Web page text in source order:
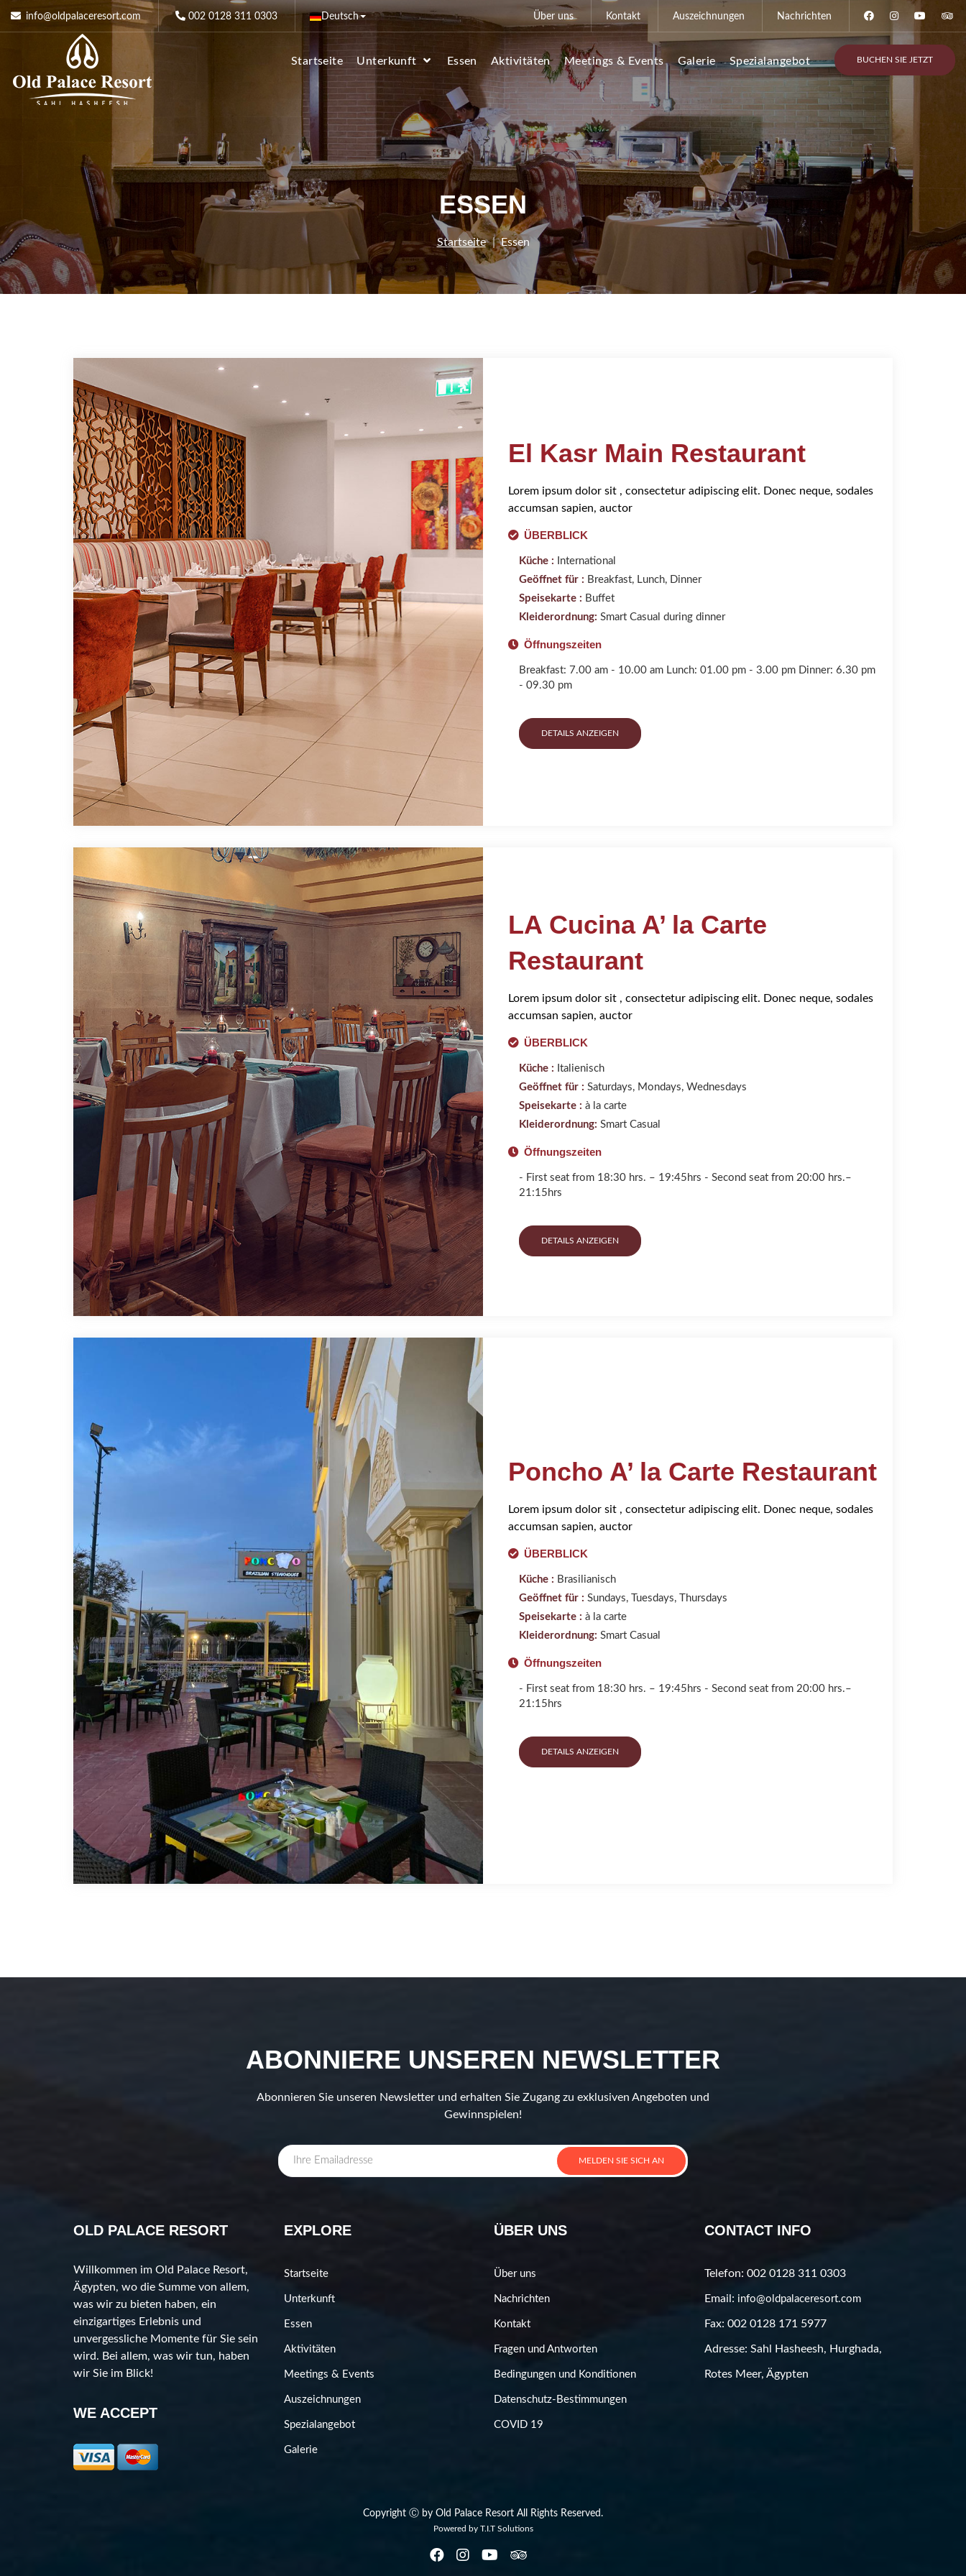
info@oldpalaceresort.com 002 0128 311 0303 Deutsch Über uns Kontakt Auszeichnungen Nachrichten
Startseite Unterkunft Essen Aktivitäten Meetings & Events Galerie Spezialangebot BUCHEN SIE JETZT
ESSEN
Startseite Essen
El Kasr Main Restaurant
Lorem ipsum dolor sit , consectetur adipiscing elit. Donec neque, sodales
accumsan sapien, auctor
ÜBERBLICK
Küche : International
Geöffnet für : Breakfast, Lunch, Dinner
Speisekarte : Buffet
Kleiderordnung: Smart Casual during dinner
Öffnungszeiten
Breakfast: 7.00 am - 10.00 am Lunch: 01.00 pm - 3.00 pm Dinner: 6.30 pm
- 09.30 pm
DETAILS ANZEIGEN
LA Cucina A’ la Carte
Restaurant
Lorem ipsum dolor sit , consectetur adipiscing elit. Donec neque, sodales
accumsan sapien, auctor
ÜBERBLICK
Küche : Italienisch
Geöffnet für : Saturdays, Mondays, Wednesdays
Speisekarte : à la carte
Kleiderordnung: Smart Casual
Öffnungszeiten
- First seat from 18:30 hrs. – 19:45hrs - Second seat from 20:00 hrs.–
21:15hrs
DETAILS ANZEIGEN
Poncho A’ la Carte Restaurant
Lorem ipsum dolor sit , consectetur adipiscing elit. Donec neque, sodales
accumsan sapien, auctor
ÜBERBLICK
Küche : Brasilianisch
Geöffnet für : Sundays, Tuesdays, Thursdays
Speisekarte : à la carte
Kleiderordnung: Smart Casual
Öffnungszeiten
- First seat from 18:30 hrs. – 19:45hrs - Second seat from 20:00 hrs.–
21:15hrs
DETAILS ANZEIGEN
ABONNIERE UNSEREN NEWSLETTER
Abonnieren Sie unseren Newsletter und erhalten Sie Zugang zu exklusiven Angeboten und
Gewinnspielen!
MELDEN SIE SICH AN
OLD PALACE RESORT
Willkommen im Old Palace Resort,
Ägypten, wo die Summe von allem,
was wir zu bieten haben, ein
einzigartiges Erlebnis und
unvergessliche Momente für Sie sein
wird. Bei allem, was wir tun, haben
wir Sie im Blick!
WE ACCEPT
EXPLORE
Startseite
Unterkunft
Essen
Aktivitäten
Meetings & Events
Auszeichnungen
Spezialangebot
Galerie
ÜBER UNS
Über uns
Nachrichten
Kontakt
Fragen und Antworten
Bedingungen und Konditionen
Datenschutz-Bestimmungen
COVID 19
CONTACT INFO
Telefon: 002 0128 311 0303
Email: info@oldpalaceresort.com
Fax: 002 0128 171 5977
Adresse: Sahl Hasheesh, Hurghada,
Rotes Meer, Ägypten
Copyright Ⓒ by Old Palace Resort All Rights Reserved.
Powered by T.I.T Solutions